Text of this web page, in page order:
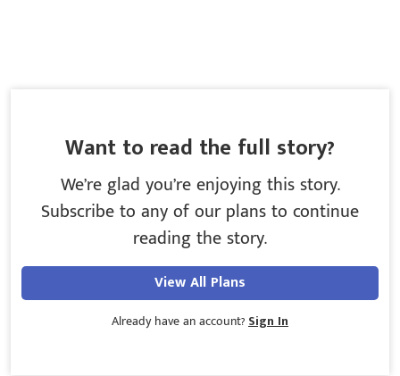
Want to read the full story?
We’re glad you’re enjoying this story.
Subscribe to any of our plans to continue
reading the story.
View All Plans
Already have an account? Sign In